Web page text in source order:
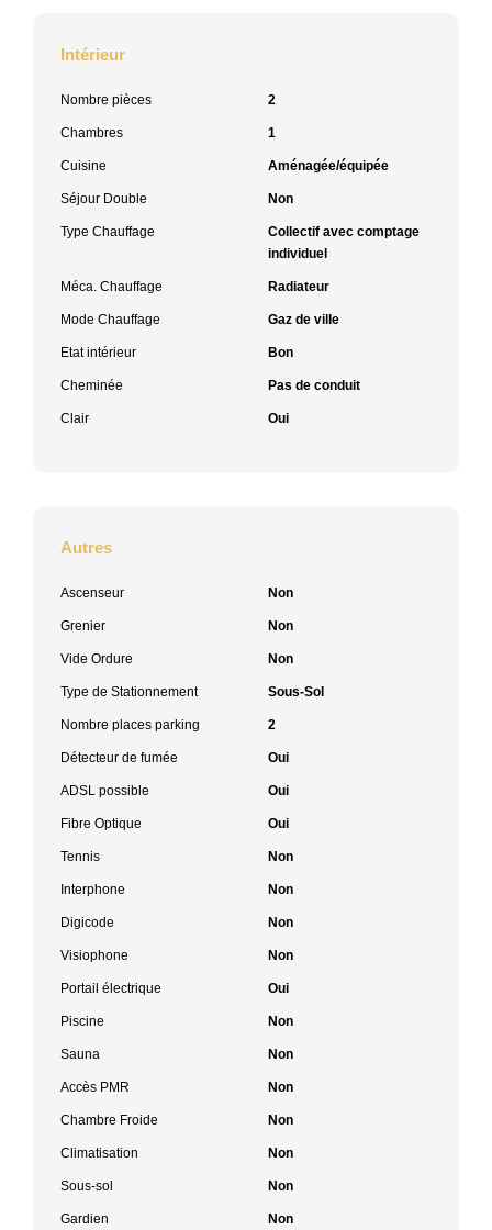
Intérieur
Nombre pièces 2
Chambres 1
Cuisine Aménagée/équipée
Séjour Double Non
Type Chauffage
Collectif avec comptage
individuel
Méca. Chauffage Radiateur
Mode Chauffage Gaz de ville
Etat intérieur Bon
Cheminée Pas de conduit
Clair Oui
Autres
Ascenseur Non
Grenier Non
Vide Ordure Non
Type de Stationnement Sous-Sol
Nombre places parking 2
Détecteur de fumée Oui
ADSL possible Oui
Fibre Optique Oui
Tennis Non
Interphone Non
Digicode Non
Visiophone Non
Portail électrique Oui
Piscine Non
Sauna Non
Accès PMR Non
Chambre Froide Non
Climatisation Non
Sous-sol Non
Gardien Non